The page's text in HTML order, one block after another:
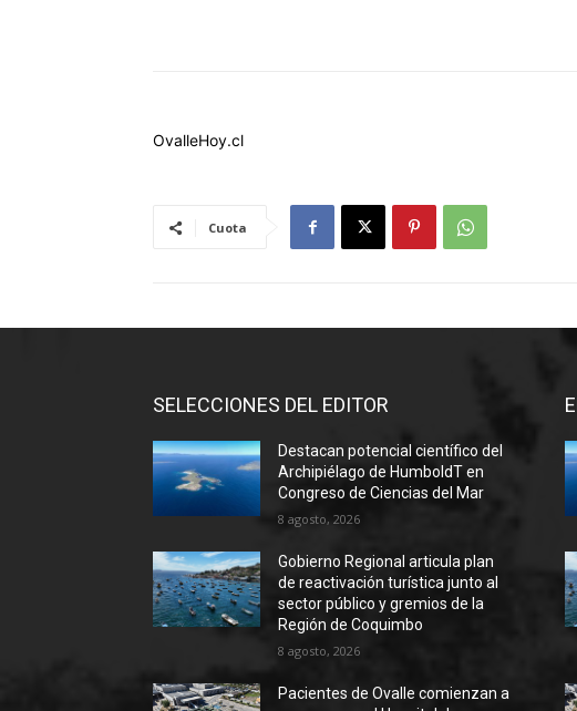
OvalleHoy.cl
Cuota
SELECCIONES DEL EDITOR
Destacan potencial científico del
Archipiélago de HumboldT en
Congreso de Ciencias del Mar
8 agosto, 2026
Gobierno Regional articula plan
de reactivación turística junto al
sector público y gremios de la
Región de Coquimbo
8 agosto, 2026
Pacientes de Ovalle comienzan a